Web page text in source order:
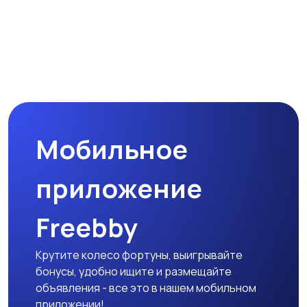
Мобильное
приложение
Freebby
Крутите колесо фортуны, выигрывайте
бонусы, удобно ищите и размещайте
объявления - все это в нашем мобильном